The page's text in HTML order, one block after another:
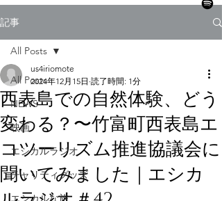
記事
All Posts
NEWS
映画
エシカルラジオ
チャリティグッズ
エシカルな旅
All Posts
西表島での自然体験、どう
変わる？〜竹富町西表島エ
コツーリズム推進協議会に
聞いてみました｜エシカ
us4iriomote
2024年12月15日 読了時間: 1分